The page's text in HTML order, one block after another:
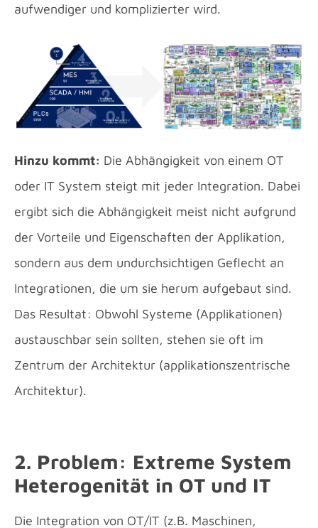
aufwendiger und komplizierter wird.
Hinzu kommt: Die Abhängigkeit von einem OT
oder IT System steigt mit jeder Integration. Dabei
ergibt sich die Abhängigkeit meist nicht aufgrund
der Vorteile und Eigenschaften der Applikation,
sondern aus dem undurchsichtigen Geflecht an
Integrationen, die um sie herum aufgebaut sind.
Das Resultat: Obwohl Systeme (Applikationen)
austauschbar sein sollten, stehen sie oft im
Zentrum der Architektur (applikationszentrische
Architektur).
2. Problem: Extreme System
Heterogenität in OT und IT
Die Integration von OT/IT (z.B. Maschinen,